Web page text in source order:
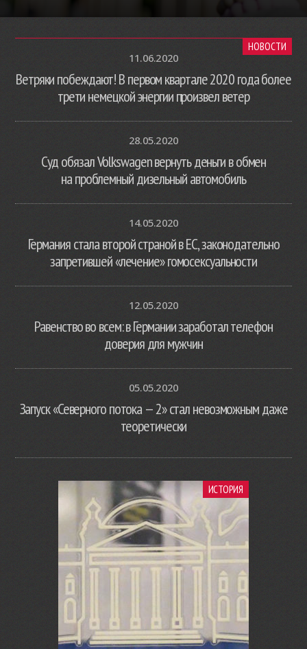
НОВОСТИ
11.06.2020
Ветряки побеждают! В первом квартале 2020 года более
трети немецкой энергии произвел ветер
28.05.2020
Суд обязал Volkswagen вернуть деньги в обмен
на проблемный дизельный автомобиль
14.05.2020
Германия стала второй страной в ЕС, законодательно
запретившей «лечение» гомосексуальности
12.05.2020
Равенство во всем: в Германии заработал телефон
доверия для мужчин
05.05.2020
Запуск «Северного потока — 2» стал невозможным даже
теоретически
ИСТОРИЯ